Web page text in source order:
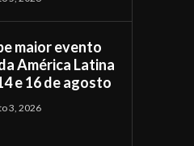
maior evento
América Latina
e 16 de agosto
3, 2026